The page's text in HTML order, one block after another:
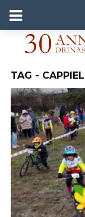
TAG -